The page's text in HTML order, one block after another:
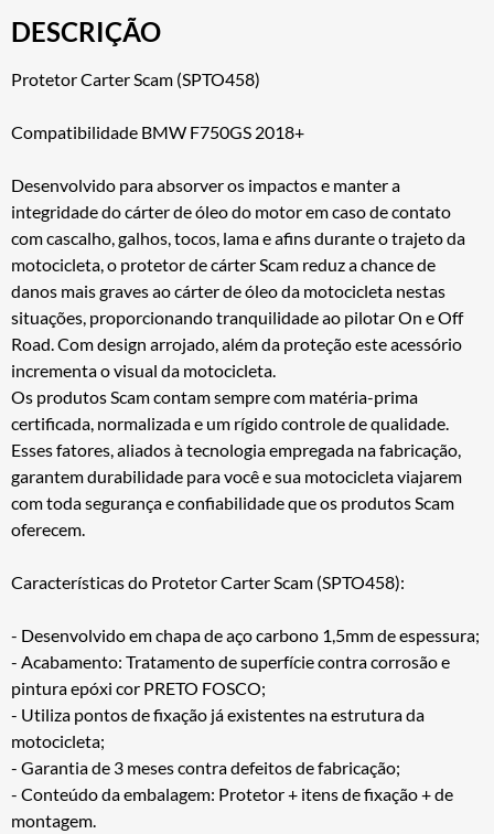
DESCRIÇÃO
Protetor Carter Scam (SPTO458)
Compatibilidade BMW F750GS 2018+
Desenvolvido para absorver os impactos e manter a
integridade do cárter de óleo do motor em caso de contato
com cascalho, galhos, tocos, lama e afins durante o trajeto da
motocicleta, o protetor de cárter Scam reduz a chance de
danos mais graves ao cárter de óleo da motocicleta nestas
situações, proporcionando tranquilidade ao pilotar On e Off
Road. Com design arrojado, além da proteção este acessório
incrementa o visual da motocicleta.
Os produtos Scam contam sempre com matéria-prima
certificada, normalizada e um rígido controle de qualidade.
Esses fatores, aliados à tecnologia empregada na fabricação,
garantem durabilidade para você e sua motocicleta viajarem
com toda segurança e confiabilidade que os produtos Scam
oferecem.
Características do Protetor Carter Scam (SPTO458):
- Desenvolvido em chapa de aço carbono 1,5mm de espessura;
- Acabamento: Tratamento de superfície contra corrosão e
pintura epóxi cor PRETO FOSCO;
- Utiliza pontos de fixação já existentes na estrutura da
motocicleta;
- Garantia de 3 meses contra defeitos de fabricação;
- Conteúdo da embalagem: Protetor + itens de fixação + de
montagem.